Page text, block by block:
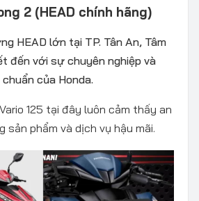
2 (HEAD chính hãng)
HEAD lớn tại TP. Tân An, Tâm
đến với sự chuyên nghiệp và
của Honda.
125 tại đây luôn cảm thấy an
sản phẩm và dịch vụ hậu mãi.